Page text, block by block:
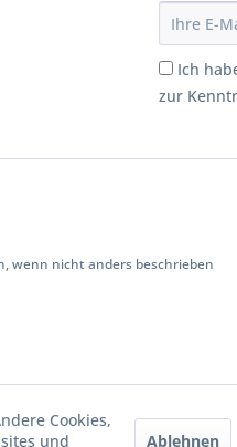
Ich
zur
wenn nicht anders beschrieben
Cookies,
und
Ablehnen